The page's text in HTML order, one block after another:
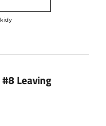
Leaving